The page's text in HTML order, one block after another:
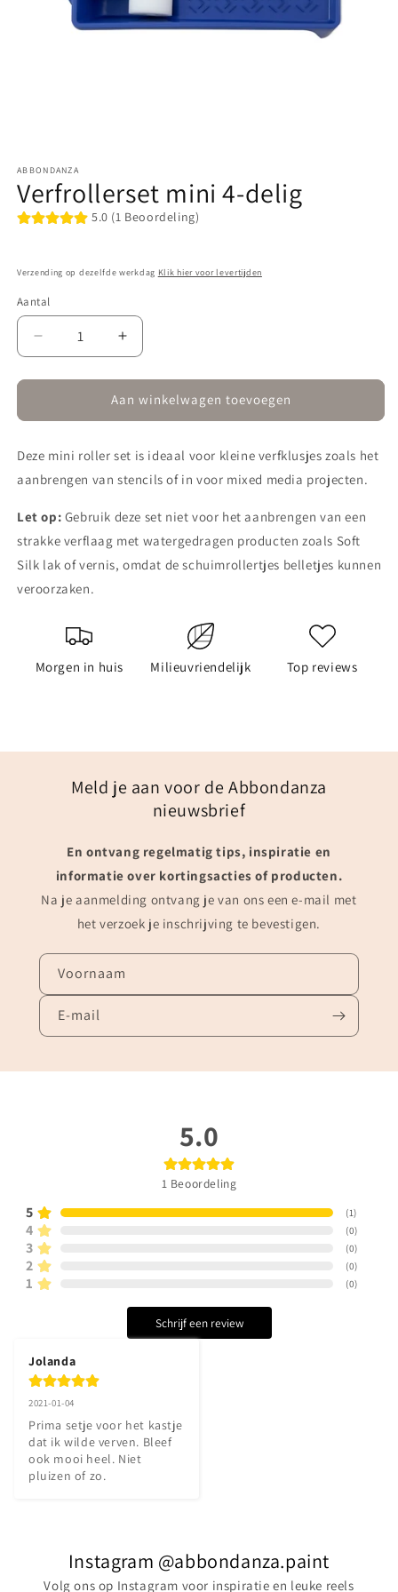
openen
in
modaal
ABBONDANZA
Verfrollerset mini 4-delig
5.0 (1 Beoordeling)
Verzending op dezelfde werkdag Klik hier voor levertijden
Aantal
Aantal
verlagen
voor
Verfrollerset
mini
delig
Aantal
verhogen
voor
Verfrollerset
mini
delig
Aan winkelwagen toevoegen
Deze mini roller set is ideaal voor kleine verfklusjes zoals het
aanbrengen van stencils of in voor mixed media projecten.
Let op: Gebruik deze set niet voor het aanbrengen van een
strakke verflaag met watergedragen producten zoals Soft
Silk lak of vernis, omdat de schuimrollertjes belletjes kunnen
veroorzaken.
Morgen in huis Milieuvriendelijk Top reviews
Meld je aan voor de Abbondanza
nieuwsbrief
En ontvang regelmatig tips, inspiratie en
informatie over kortingsacties of producten.
Na je aanmelding ontvang je van ons een e-mail met
het verzoek je inschrijving te bevestigen.
Voornaam
E‑mail
5.0
1 Beoordeling
5 (1)
4 (0)
3 (0)
2 (0)
1 (0)
Schrijf een review
Jolanda
2021-01-04
Prima setje voor het kastje
dat ik wilde verven. Bleef
ook mooi heel. Niet
pluizen of zo.
Instagram @abbondanza.paint
Volg ons op Instagram voor inspiratie en leuke reels